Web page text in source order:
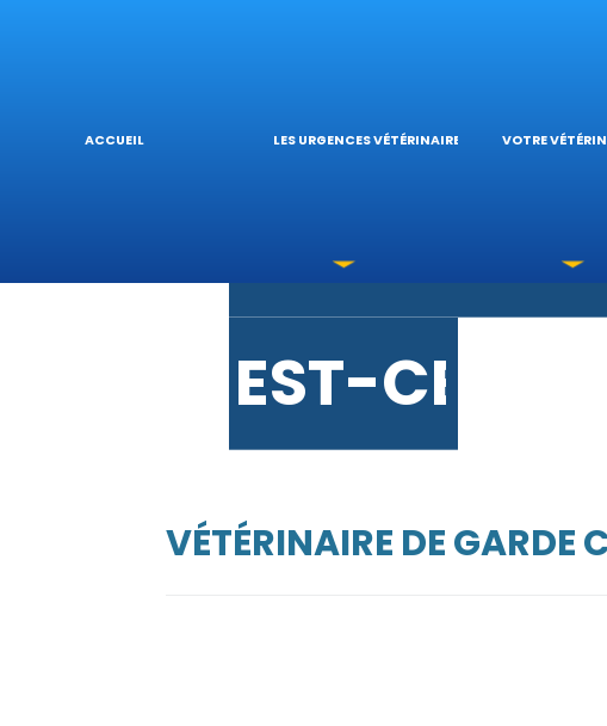
ACCUEIL LES URGENCES VÉTÉRINAIRES
LES
EST-CE UNE
VOTRE
VÉTÉRINAIRE DE GARDE